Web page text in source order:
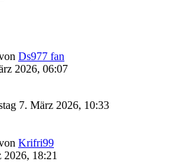
Ds977 fan
2026, 06:07
7. März 2026, 10:33
Krifri99
18:21